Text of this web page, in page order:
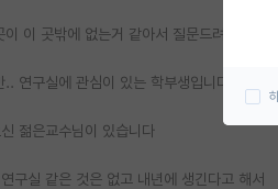
이 곳밖에 없는거 같아서 질문드려요
연구실에 관심이 있는 학부생입니다.
젊은교수님이 있습니다
구실 같은 것은 없고 내년에 생긴다고 해서